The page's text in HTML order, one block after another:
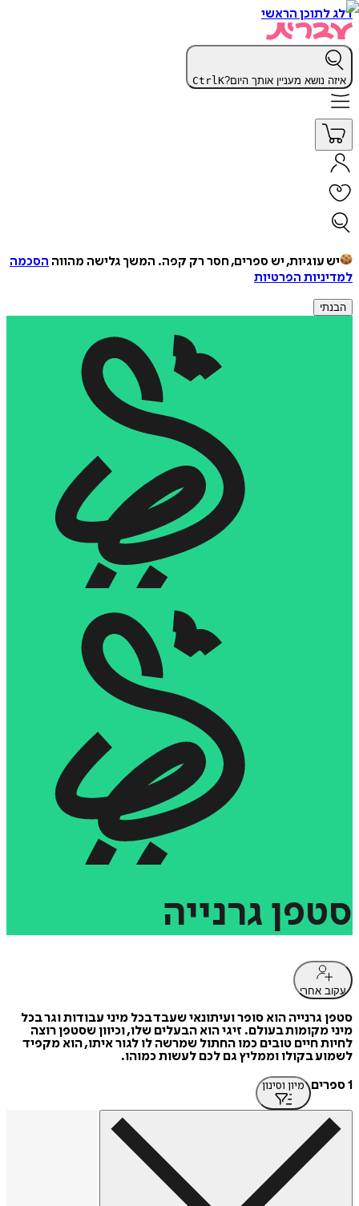
דלג לתוכן הראשי
איזה נושא מעניין אותך היום? CtrlK
יש עוגיות, יש ספרים, חסר רק קפה. המשך גלישה מהווה הסכמה
למדיניות הפרטיות
הבנתי
סטפן גרנייה
עקוב אחרי
סטפן גרנייה הוא סופר ועיתונאי שעבד בכל מיני עבודות וגר בכל
מיני מקומות בעולם. זיגי הוא הבעלים שלו, וכיוון שסטפן רוצה
לחיות חיים טובים כמו החתול שמרשה לו לגור איתו, הוא מקפיד
לשמוע בקולו וממליץ גם לכם לעשות כמוהו.
1 ספרים
מיון וסינון